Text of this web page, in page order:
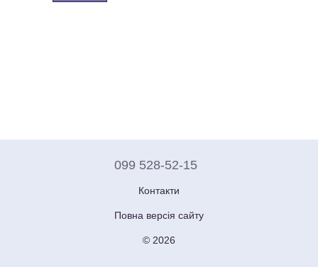
099 528-52-15
Контакти
Повна версія сайту
© 2026